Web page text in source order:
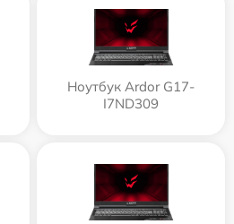
Ноутбук Ardor G17-
I7ND309